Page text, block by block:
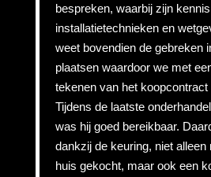
bespreken, waarbij zijn
installatietechnieken en
weet bovendien de gebreken
plaatsen waardoor we met
tekenen van het
Tijdens de laatste
was hij goed bereikbaar.
dankzij de keuring, niet
huis gekocht, maar ook een